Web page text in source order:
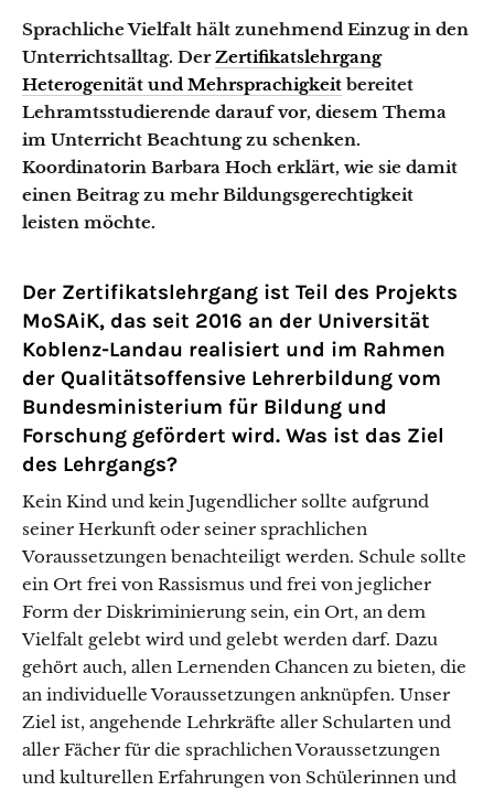
Sprachliche Vielfalt hält zunehmend Einzug in den
Unterrichtsalltag. Der Zertifikatslehrgang
Heterogenität und Mehrsprachigkeit bereitet
Lehramtsstudierende darauf vor, diesem Thema
im Unterricht Beachtung zu schenken.
Koordinatorin Barbara Hoch erklärt, wie sie damit
einen Beitrag zu mehr Bildungsgerechtigkeit
leisten möchte.
Der Zertifikatslehrgang ist Teil des Projekts
MoSAiK, das seit 2016 an der Universität
Koblenz-Landau realisiert und im Rahmen
der Qualitätsoffensive Lehrerbildung vom
Bundesministerium für Bildung und
Forschung gefördert wird. Was ist das Ziel
des Lehrgangs?
Kein Kind und kein Jugendlicher sollte aufgrund
seiner Herkunft oder seiner sprachlichen
Voraussetzungen benachteiligt werden. Schule sollte
ein Ort frei von Rassismus und frei von jeglicher
Form der Diskriminierung sein, ein Ort, an dem
Vielfalt gelebt wird und gelebt werden darf. Dazu
gehört auch, allen Lernenden Chancen zu bieten, die
an individuelle Voraussetzungen anknüpfen. Unser
Ziel ist, angehende Lehrkräfte aller Schularten und
aller Fächer für die sprachlichen Voraussetzungen
und kulturellen Erfahrungen von Schülerinnen und